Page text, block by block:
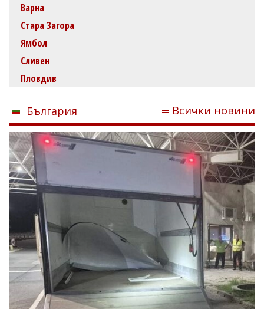
Варна
Стара Загора
Ямбол
Сливен
Пловдив
България Всички новини